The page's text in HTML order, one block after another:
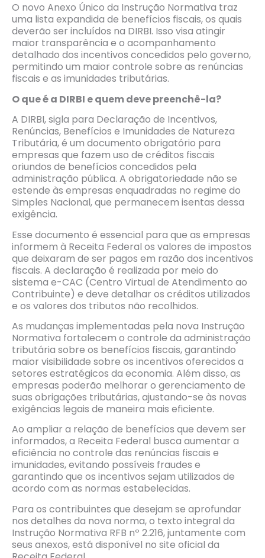
O novo Anexo Único da Instrução Normativa traz
uma lista expandida de benefícios fiscais, os quais
deverão ser incluídos na DIRBI. Isso visa atingir
maior transparência e o acompanhamento
detalhado dos incentivos concedidos pelo governo,
permitindo um maior controle sobre as renúncias
fiscais e as imunidades tributárias.
O que é a DIRBI e quem deve preenchê-la?
A DIRBI, sigla para Declaração de Incentivos,
Renúncias, Benefícios e Imunidades de Natureza
Tributária, é um documento obrigatório para
empresas que fazem uso de créditos fiscais
oriundos de benefícios concedidos pela
administração pública. A obrigatoriedade não se
estende às empresas enquadradas no regime do
Simples Nacional, que permanecem isentas dessa
exigência.
Esse documento é essencial para que as empresas
informem à Receita Federal os valores de impostos
que deixaram de ser pagos em razão dos incentivos
fiscais. A declaração é realizada por meio do
sistema e-CAC (Centro Virtual de Atendimento ao
Contribuinte) e deve detalhar os créditos utilizados
e os valores dos tributos não recolhidos.
As mudanças implementadas pela nova Instrução
Normativa fortalecem o controle da administração
tributária sobre os benefícios fiscais, garantindo
maior visibilidade sobre os incentivos oferecidos a
setores estratégicos da economia. Além disso, as
empresas poderão melhorar o gerenciamento de
suas obrigações tributárias, ajustando-se às novas
exigências legais de maneira mais eficiente.
Ao ampliar a relação de benefícios que devem ser
informados, a Receita Federal busca aumentar a
eficiência no controle das renúncias fiscais e
imunidades, evitando possíveis fraudes e
garantindo que os incentivos sejam utilizados de
acordo com as normas estabelecidas.
Para os contribuintes que desejam se aprofundar
nos detalhes da nova norma, o texto integral da
Instrução Normativa RFB nº 2.216, juntamente com
seus anexos, está disponível no site oficial da